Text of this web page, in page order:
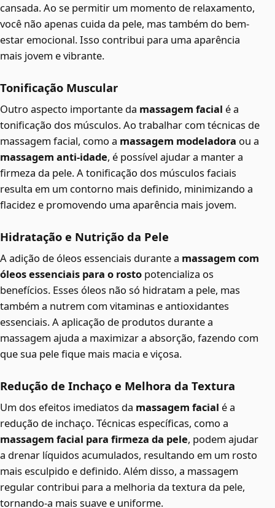
cansada. Ao se permitir um momento de relaxamento,
você não apenas cuida da pele, mas também do bem-
estar emocional. Isso contribui para uma aparência
mais jovem e vibrante.
Tonificação Muscular
Outro aspecto importante da massagem facial é a
tonificação dos músculos. Ao trabalhar com técnicas de
massagem facial, como a massagem modeladora ou a
massagem anti-idade, é possível ajudar a manter a
firmeza da pele. A tonificação dos músculos faciais
resulta em um contorno mais definido, minimizando a
flacidez e promovendo uma aparência mais jovem.
Hidratação e Nutrição da Pele
A adição de óleos essenciais durante a massagem com
óleos essenciais para o rosto potencializa os
benefícios. Esses óleos não só hidratam a pele, mas
também a nutrem com vitaminas e antioxidantes
essenciais. A aplicação de produtos durante a
massagem ajuda a maximizar a absorção, fazendo com
que sua pele fique mais macia e viçosa.
Redução de Inchaço e Melhora da Textura
Um dos efeitos imediatos da massagem facial é a
redução de inchaço. Técnicas específicas, como a
massagem facial para firmeza da pele, podem ajudar
a drenar líquidos acumulados, resultando em um rosto
mais esculpido e definido. Além disso, a massagem
regular contribui para a melhoria da textura da pele,
tornando-a mais suave e uniforme.